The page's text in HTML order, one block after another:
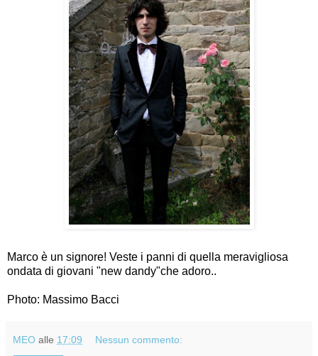
Marco è un signore! Veste i panni di quella meravigliosa
ondata di giovani "new dandy"che adoro..
Photo: Massimo Bacci
MEO alle 17:09 Nessun commento: